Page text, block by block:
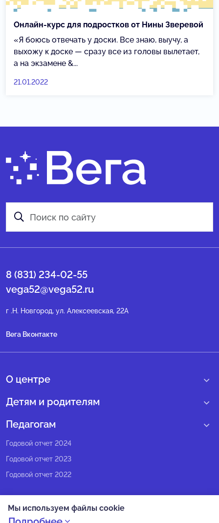
Онлайн-курс для подростков от Нины Зверевой
«Я боюсь отвечать у доски. Все знаю, выучу, а
выхожу к доске — сразу все из головы вылетает,
а на экзамене &...
21.01.2022
8 (831) 234-02-55
vega52@vega52.ru
г .Н. Новгород, ул. Алексеевская, 22А
Вега Вконтакте
О центре
О нас
Структура регионального центра
Педагогический состав
Попечительский совет
Экспертный совет
СМИ о нас
Детям и родителям
Учебные интенсивные сборы
Календарь всех событий
Педагогам
Программы Веги
Программы Сириус
Методические рекомендации
Годовой отчет 2024
Годовой отчет 2023
Годовой отчет 2022
Политика конфиденциальности
Мы используем файлы cookie